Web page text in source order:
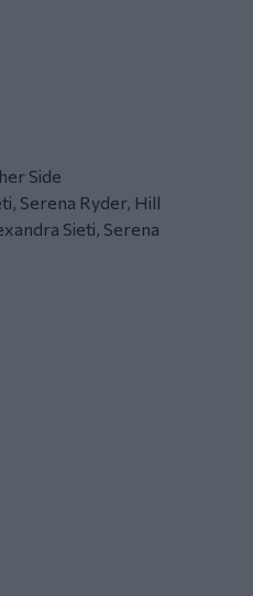
Side
Serena Ryder, Hill
Sieti, Serena